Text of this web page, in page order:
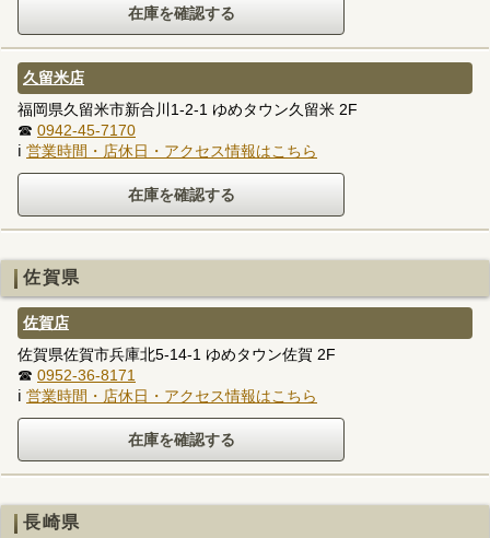
久留米店
福岡県久留米市新合川1-2-1 ゆめタウン久留米 2F
☎ 0942-45-7170
ℹ 営業時間・店休日・アクセス情報はこちら
佐賀県
佐賀店
佐賀県佐賀市兵庫北5-14-1 ゆめタウン佐賀 2F
☎ 0952-36-8171
ℹ 営業時間・店休日・アクセス情報はこちら
長崎県